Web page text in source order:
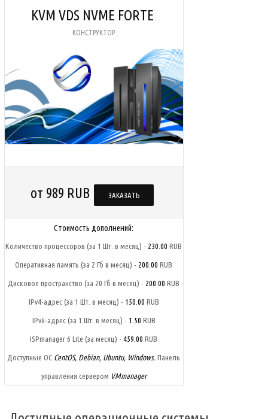
KVM VDS NVME FORTE
КОНСТРУКТОР
от 989 RUB ЗАКАЗАТЬ
Стоимость дополнений:
Количество процессоров (за 1 Шт. в месяц) - 230.00 RUB
Оперативная память (за 2 Гб в месяц) - 200.00 RUB
Дисковое пространство (за 20 Гб в месяц) - 200.00 RUB
IPv4-адрес (за 1 Шт. в месяц) - 150.00 RUB
IPv6-адрес (за 1 Шт. в месяц) - 1.50 RUB
ISPmanager 6 Lite (за месяц) -459.00 RUB
Доступные ОС CentOS, Debian, Ubuntu, Windows.Панель
управления сервером VMmanager